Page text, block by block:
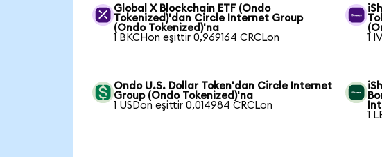
Global X Blockchain ETF (Ondo
Tokenized)'dan Circle Internet Group
(Ondo Tokenized)'na
1 BKCHon eşittir 0,969164 CRCLon
1
Ondo U.S. Dollar Token'dan Circle Internet
Group (Ondo Tokenized)'na
1 USDon eşittir 0,014984 CRCLon
1